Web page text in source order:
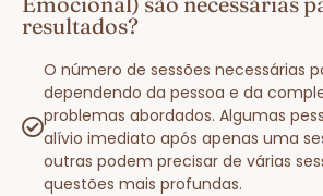
resultados?
O número de sessões necessárias
dependendo da pessoa e da
problemas abordados. Algumas
alívio imediato após apenas uma
outras podem precisar de várias
questões mais profundas.